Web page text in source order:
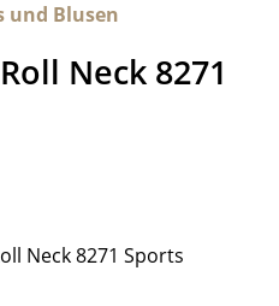
und Blusen
Neck 8271